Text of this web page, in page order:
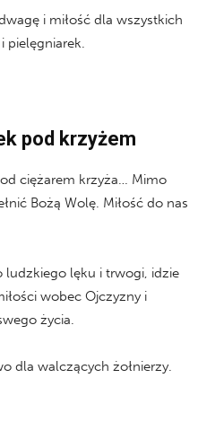
i miłość dla wszystkich
pielęgniarek.
pod krzyżem
ciężarem krzyża… Mimo
Bożą Wolę. Miłość do nas
ludzkiego lęku i trwogi, idzie
wobec Ojczyzny i
życia.
dla walczących żołnierzy.